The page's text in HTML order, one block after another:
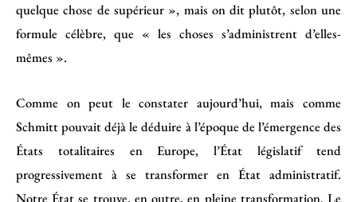
quelque chose de supérieur », mais on dit plutôt, selon une
formule célèbre, que « les choses s’administrent d’elles-
mêmes ».
Comme on peut le constater aujourd’hui, mais comme
Schmitt pouvait déjà le déduire à l’époque de l’émergence des
États totalitaires en Europe, l’État législatif tend
progressivement à se transformer en État administratif.
Notre État se trouve, en outre, en pleine transformation. Le